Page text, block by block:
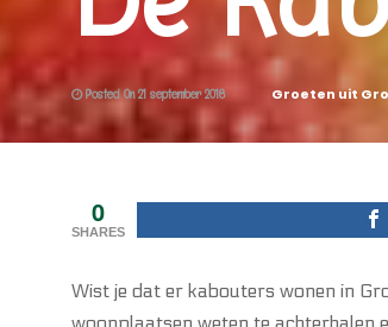
Posted On 21 september 2018 Groeten uit
0
SHARES
Wist je dat er kabouters wonen in